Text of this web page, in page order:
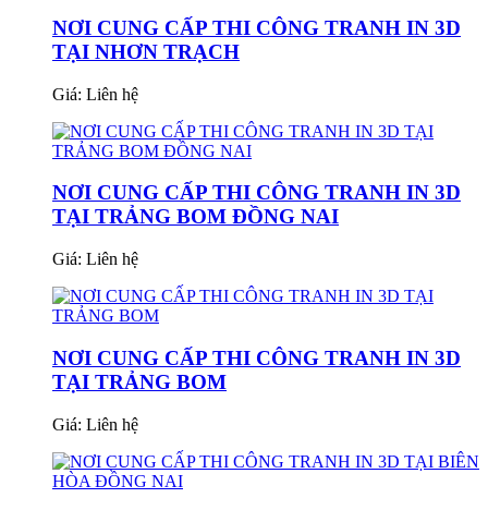
NƠI CUNG CẤP THI CÔNG TRANH IN 3D
TẠI NHƠN TRẠCH
Giá: Liên hệ
NƠI CUNG CẤP THI CÔNG TRANH IN 3D
TẠI TRẢNG BOM ĐỒNG NAI
Giá: Liên hệ
NƠI CUNG CẤP THI CÔNG TRANH IN 3D
TẠI TRẢNG BOM
Giá: Liên hệ